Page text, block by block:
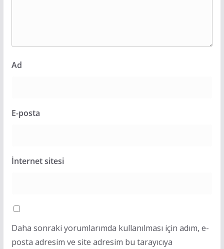
Ad
E-posta
İnternet sitesi
Daha sonraki yorumlarımda kullanılması için adım, e-
posta adresim ve site adresim bu tarayıcıya